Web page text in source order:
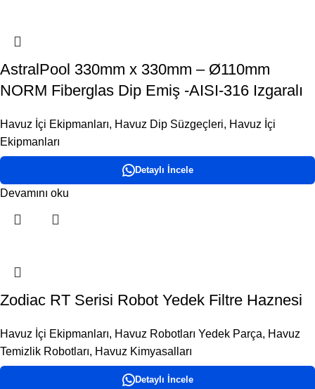
AstralPool 330mm x 330mm – Ø110mm
NORM Fiberglas Dip Emiş -AISI-316 Izgaralı
Havuz İçi Ekipmanları, Havuz Dip Süzgeçleri, Havuz İçi
Ekipmanları
Detaylı İncele
Devamını oku
Zodiac RT Serisi Robot Yedek Filtre Haznesi
Havuz İçi Ekipmanları, Havuz Robotları Yedek Parça, Havuz
Temizlik Robotları, Havuz Kimyasalları
Detaylı İncele